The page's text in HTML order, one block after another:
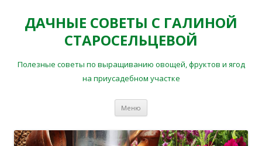
ДАЧНЫЕ СОВЕТЫ С ГАЛИНОЙ
СТАРОСЕЛЬЦЕВОЙ
Полезные советы по выращиванию овощей, фруктов и ягод
на приусадебном участке
Меню